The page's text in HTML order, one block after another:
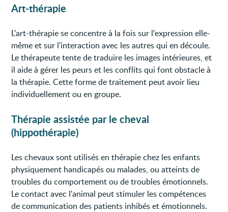
Art-thérapie
L'art-thérapie se concentre à la fois sur l'expression elle-
même et sur l'interaction avec les autres qui en découle.
Le thérapeute tente de traduire les images intérieures, et
il aide à gérer les peurs et les conflits qui font obstacle à
la thérapie. Cette forme de traitement peut avoir lieu
individuellement ou en groupe.
Thérapie assistée par le cheval
(hippothérapie)
Les chevaux sont utilisés en thérapie chez les enfants
physiquement handicapés ou malades, ou atteints de
troubles du comportement ou de troubles émotionnels.
Le contact avec l'animal peut stimuler les compétences
de communication des patients inhibés et émotionnels.